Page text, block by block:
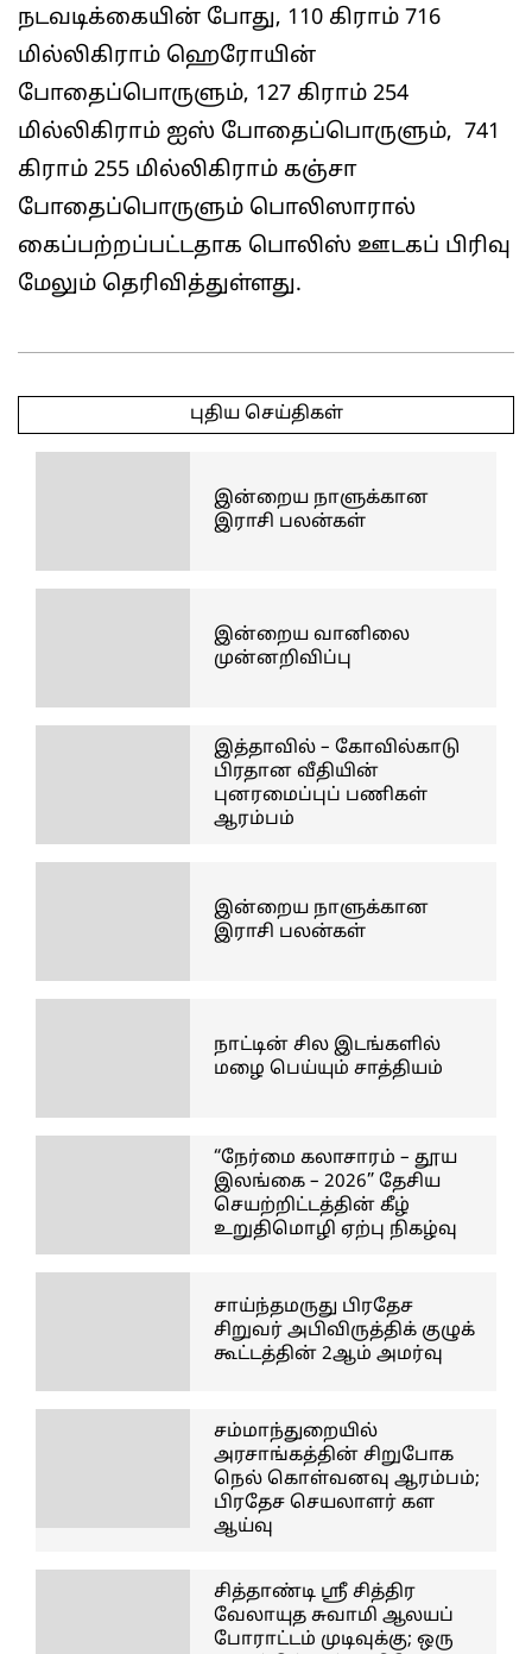
நடவடிக்கையின் போது, 110 கிராம் 716
மில்லிகிராம் ஹெரோயின்
போதைப்பொருளும், 127 கிராம் 254
மில்லிகிராம் ஐஸ் போதைப்பொருளும், 741
கிராம் 255 மில்லிகிராம் கஞ்சா
போதைப்பொருளும் பொலிஸாரால்
கைப்பற்றப்பட்டதாக பொலிஸ் ஊடகப் பிரிவு
மேலும் தெரிவித்துள்ளது.
05-
புதிய செய்திகள்
இன்றைய நாளுக்கான
இராசி பலன்கள்
இன்றைய வானிலை
முன்னறிவிப்பு
இத்தாவில் – கோவில்காடு
பிரதான வீதியின்
புனரமைப்புப் பணிகள்
ஆரம்பம்
இன்றைய நாளுக்கான
இராசி பலன்கள்
நாட்டின் சில இடங்களில்
மழை பெய்யும் சாத்தியம்
“நேர்மை கலாசாரம் – தூய
இலங்கை – 2026” தேசிய
செயற்றிட்டத்தின் கீழ்
உறுதிமொழி ஏற்பு நிகழ்வு
சாய்ந்தமருது பிரதேச
சிறுவர் அபிவிருத்திக் குழுக்
கூட்டத்தின் 2ஆம் அமர்வு
சம்மாந்துறையில்
அரசாங்கத்தின் சிறுபோக
நெல் கொள்வனவு ஆரம்பம்;
பிரதேச செயலாளர் கள
ஆய்வு
சித்தாண்டி ஸ்ரீ சித்திர
வேலாயுத சுவாமி ஆலயப்
போராட்டம் முடிவுக்கு; ஒரு